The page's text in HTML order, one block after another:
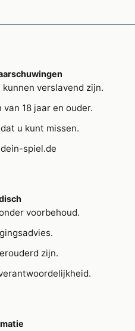
verslavend zijn.
18 jaar en ouder.
u kunt missen.
spiel.de
voorbehoud.
zijn.